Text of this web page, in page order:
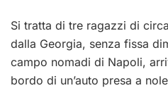
Si tratta di tre ragazzi di
dalla Georgia, senza fissa
campo nomadi di Napoli,
bordo di un’auto presa a